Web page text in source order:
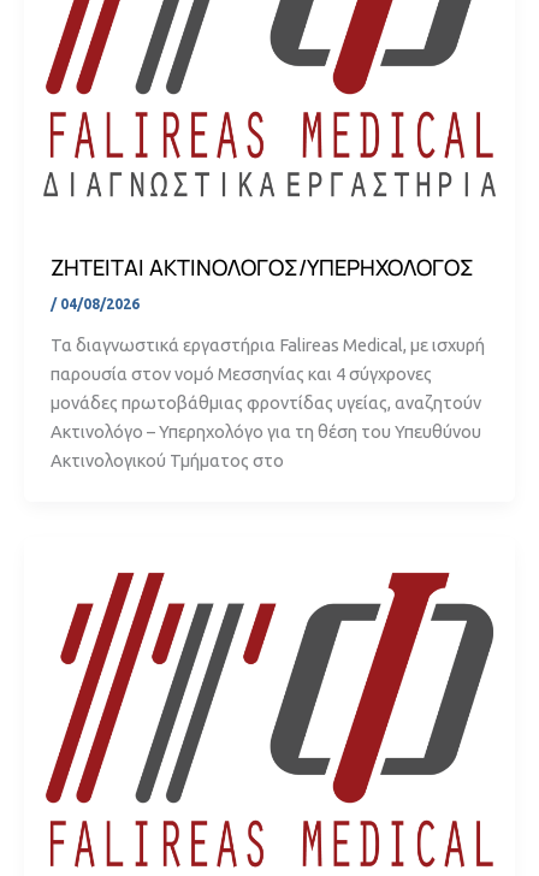
ΖΗΤΕΙΤΑΙ ΑΚΤΙΝΟΛΟΓΟΣ/ΥΠΕΡΗΧΟΛΟΓΟΣ
/ 04/08/2026
Τα διαγνωστικά εργαστήρια Falireas Medical, με ισχυρή
παρουσία στον νομό Μεσσηνίας και 4 σύγχρονες
μονάδες πρωτοβάθμιας φροντίδας υγείας, αναζητούν
Ακτινολόγο – Υπερηχολόγο για τη θέση του Υπευθύνου
Ακτινολογικού Τμήματος στο